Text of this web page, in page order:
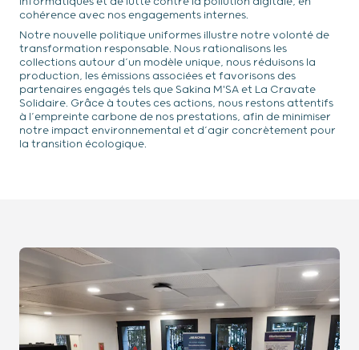
cohérence avec nos engagements internes.
Notre nouvelle politique uniformes illustre notre volonté de
transformation responsable. Nous rationalisons les
collections autour d’un modèle unique, nous réduisons la
production, les émissions associées et favorisons des
partenaires engagés tels que Sakina M'SA et La Cravate
Solidaire. Grâce à toutes ces actions, nous restons attentifs
à l’empreinte carbone de nos prestations, afin de minimiser
notre impact environnemental et d’agir concrètement pour
la transition écologique.